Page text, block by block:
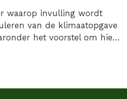
waarop invulling wordt
van de klimaatopgave
het voorstel om hier
aan te geven, stuurden
met de Caring Farmers
Visserij, Voedselzekerheid…